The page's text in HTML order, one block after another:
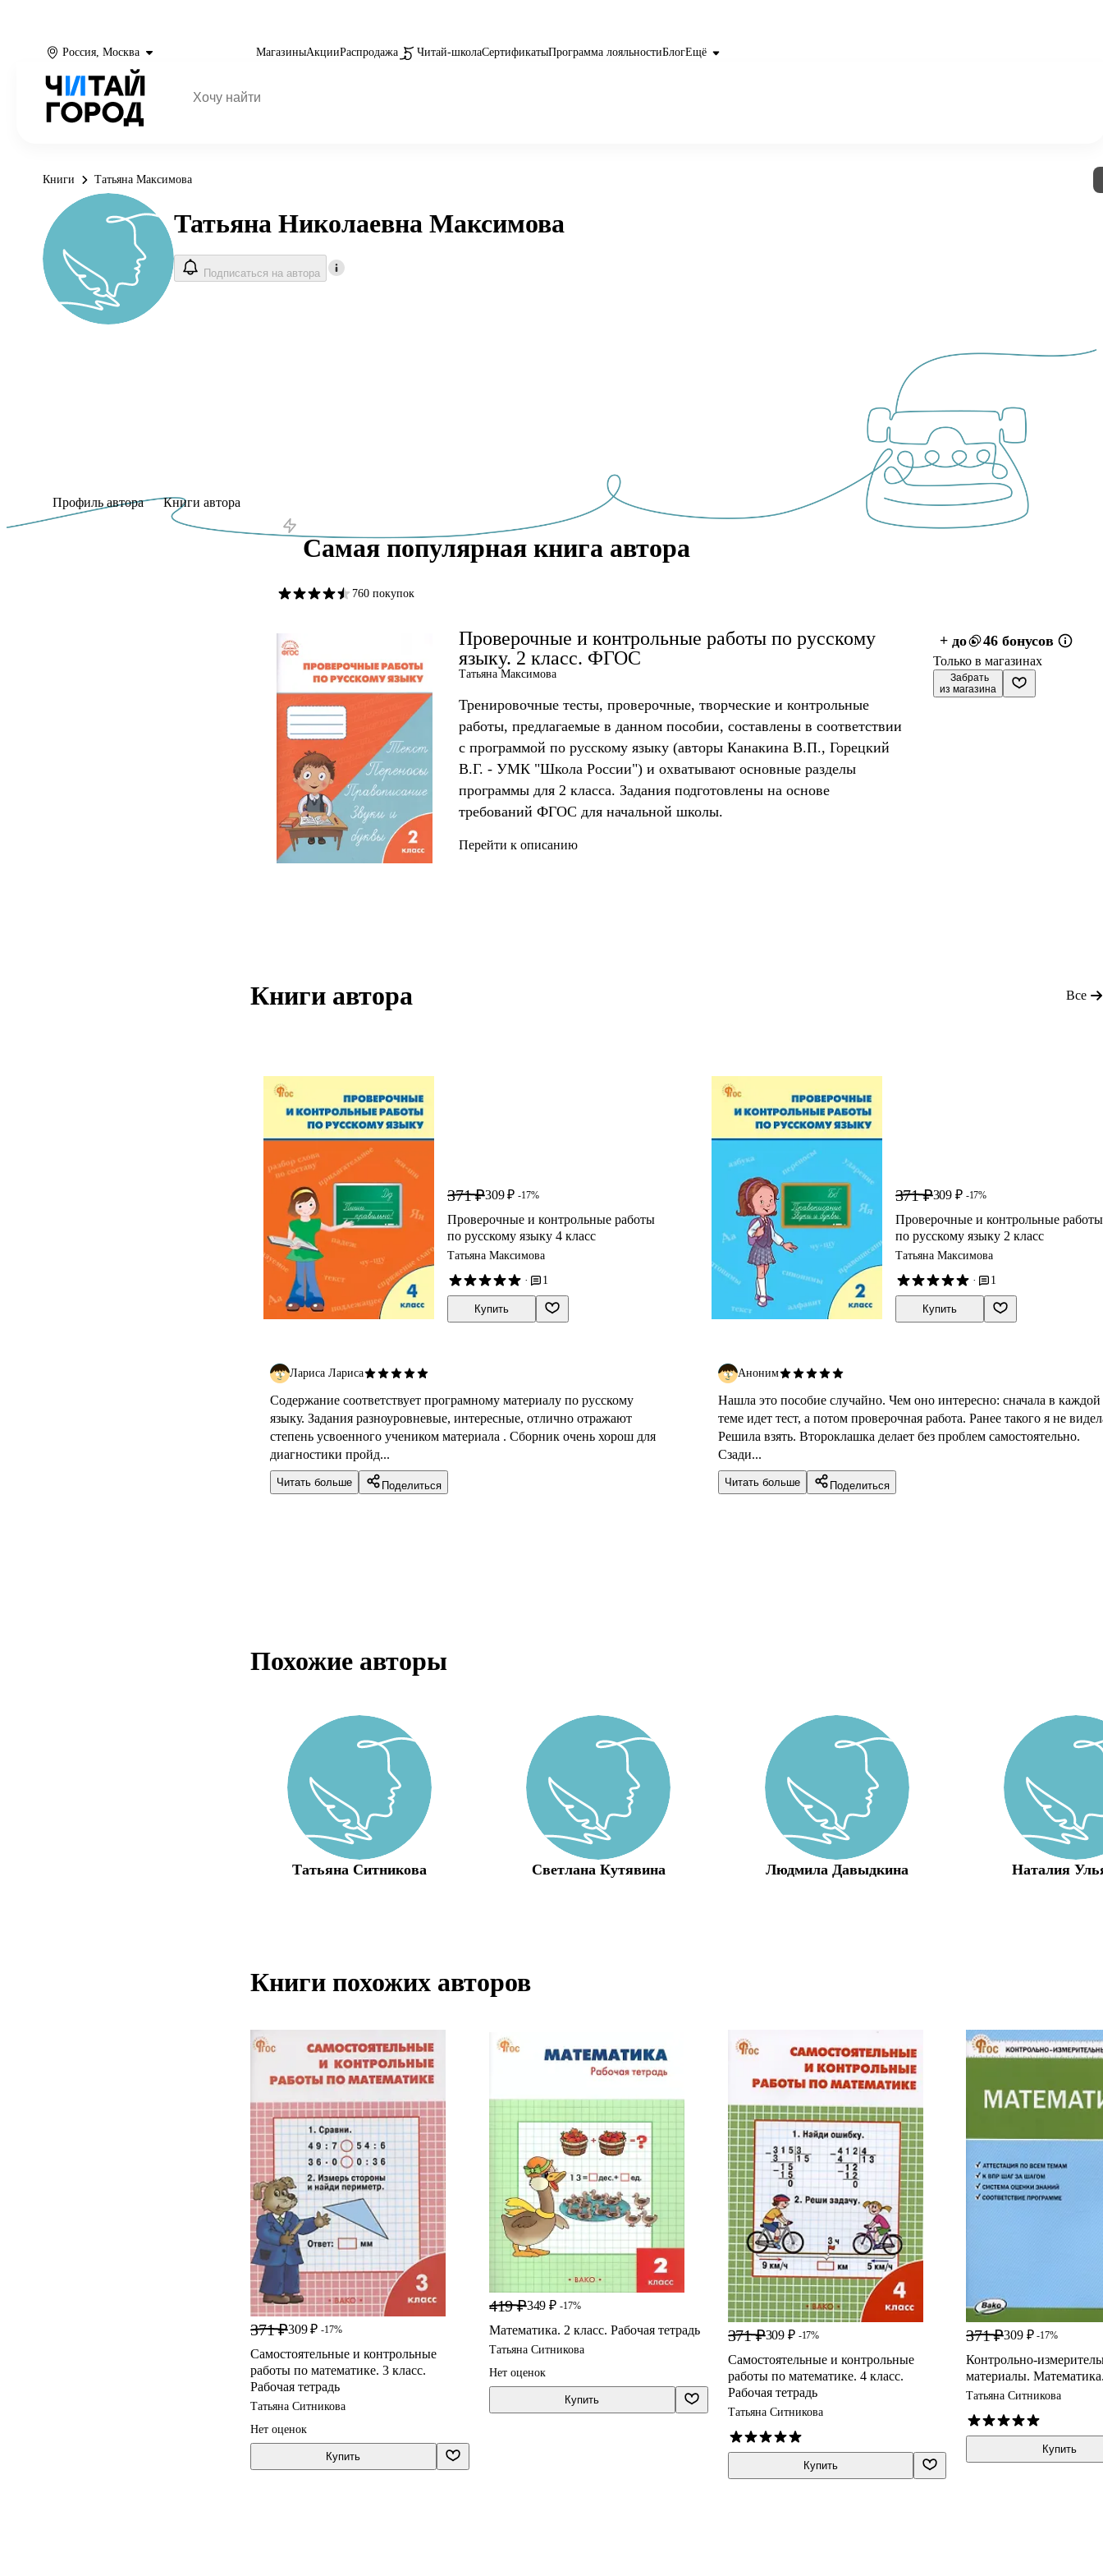
Россия, Москва МагазиныАкцииРаспродажа Читай-школаСертификатыПрограмма лояльностиБлогЕщё
Книги Татьяна Максимова
Татьяна Николаевна Максимова
Подписаться на автора
Профиль автора Книги автора
Самая популярная книга автора
760 покупок
Проверочные и контрольные работы по русскому
языку. 2 класс. ФГОС
Татьяна Максимова
+ до 46 бонусов
Только в магазинах
Забрать
из магазина
Тренировочные тесты, проверочные, творческие и контрольные
работы, предлагаемые в данном пособии, составлены в соответствии
с программой по русскому языку (авторы Канакина В.П., Горецкий
В.Г. - УМК "Школа России") и охватывают основные разделы
программы для 2 класса. Задания подготовлены на основе
требований ФГОС для начальной школы.
Перейти к описанию
Книги автора Все
371 ₽309 ₽ -17%
Проверочные и контрольные работы
по русскому языку 4 класс
Татьяна Максимова
·
1
Купить
Лариса Лариса
Содержание соответствует програмному материалу по русскому
языку. Задания разноуровневые, интересные, отлично отражают
степень усвоенного учеником материала . Сборник очень хорош для
диагностики пройд...
Читать больше Поделиться
371 ₽309 ₽ -17%
Проверочные и контрольные работы
по русскому языку 2 класс
Татьяна Максимова
·
1
Купить
Аноним
Нашла это пособие случайно. Чем оно интересно: сначала в каждой
теме идет тест, а потом проверочная работа. Ранее такого я не
Решила взять. Второклашка делает без проблем самостоятельно.
Сзади...
Читать больше Поделиться
Похожие авторы
Татьяна Ситникова Светлана Кутявина Людмила Давыдкина Наталия
Книги похожих авторов
371 ₽309 ₽ -17%
Самостоятельные и контрольные
работы по математике. 3 класс.
Рабочая тетрадь
Татьяна Ситникова
Нет оценок
Купить
419 ₽349 ₽ -17%
Математика. 2 класс. Рабочая тетрадь
Татьяна Ситникова
Нет оценок
Купить
371 ₽309 ₽ -17%
Самостоятельные и контрольные
работы по математике. 4 класс.
Рабочая тетрадь
Татьяна Ситникова
Купить
371 ₽309 ₽ -17%
Контрольно-
материалы.
Татьяна Ситникова
Купить